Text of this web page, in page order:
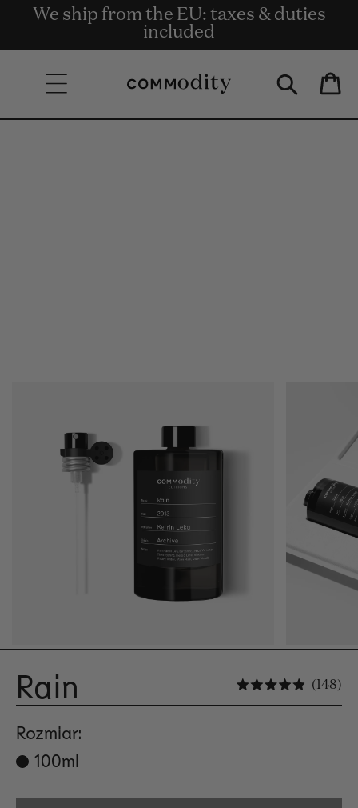
Skip to content
Bezpłatna dostawa przy zamówieniach
o wartości co najmniej 135 €.
We ship from the EU: taxes & duties
included
Get rewards for shopping with
Commodity.Circle
Bag
Rain 148
Rozmiar:
100ml